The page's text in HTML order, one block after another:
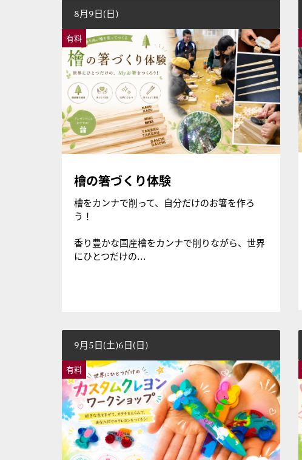
8月9日(日)
有料
檜の箸づくり体験
檜をカンナで削って、自分だけのお箸を作ろ
う！
香り豊かな国産檜をカンナで削りながら、世界
にひとつだけの...
9月5日(土)6日(日)
有料